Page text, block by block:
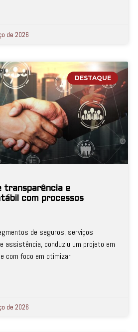
de 2026
DESTAQUE
transparência e
com processos
de seguros, serviços
assistência, conduziu um projeto em
com foco em otimizar
de 2026